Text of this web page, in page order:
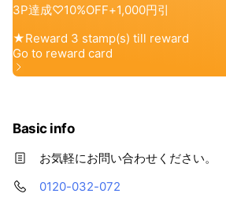
Basic info
お気軽にお問い合わせください。
0120-032-072